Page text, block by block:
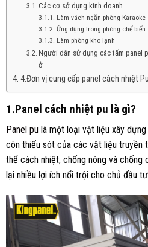
Các cơ sở dụng kinh doanh
Làm vách ngăn phòng Karaoke
Ứng dụng trong phòng chế biến
Làm phòng kho lạnh
Người dân sử dụng các tấm panel
ở
4.Đơn vị cung cấp panel cách nhiệt Pu
1.Panel cách nhiệt pu là gì?
Panel pu là một loại vật liệu xây
còn thiếu sót của các vật liệu truyền
thể cách nhiệt, chống nóng và chống
lại nhiều lợi ích nổi trội cho chủ đầu